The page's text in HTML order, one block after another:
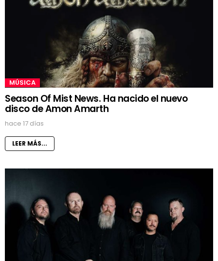
MÚSICA
Season Of Mist News. Ha nacido el nuevo
disco de Amon Amarth
hace 17 días
LEER MÁS...